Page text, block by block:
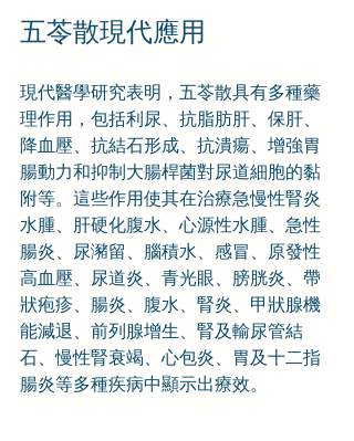
五苓散現代應用
現代醫學研究表明，五苓散具有多種藥
理作用，包括利尿、抗脂肪肝、保肝、
降血壓、抗結石形成、抗潰瘍、增強胃
腸動力和抑制大腸桿菌對尿道細胞的黏
附等。這些作用使其在治療急慢性腎炎
水腫、肝硬化腹水、心源性水腫、急性
腸炎、尿瀦留、腦積水、感冒、原發性
高血壓、尿道炎、青光眼、膀胱炎、帶
狀疱疹、腸炎、腹水、腎炎、甲狀腺機
能減退、前列腺增生、腎及輸尿管結
石、慢性腎衰竭、心包炎、胃及十二指
腸炎等多種疾病中顯示出療效。